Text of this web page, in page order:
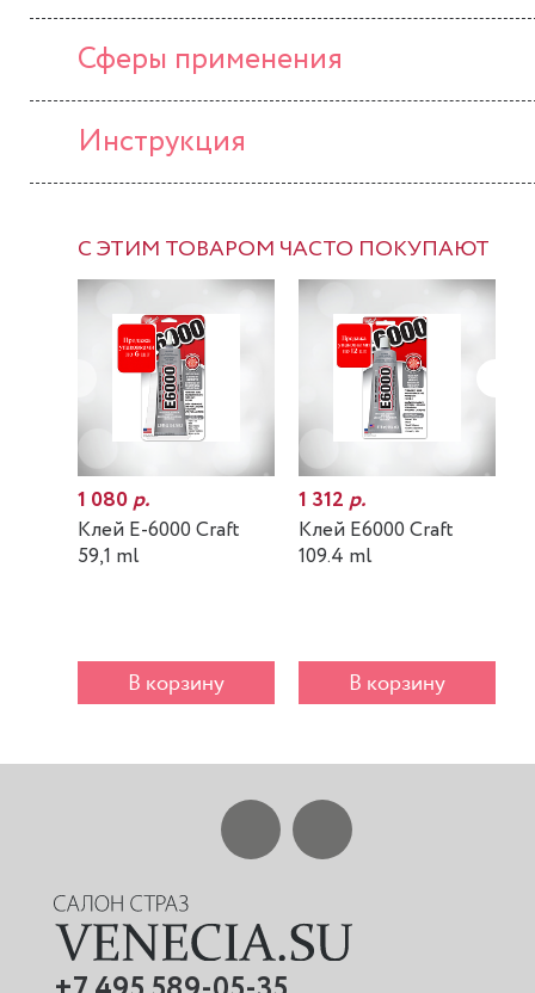
Сферы применения
Инструкция
С ЭТИМ ТОВАРОМ ЧАСТО ПОКУПАЮТ
1 080р.
Клей E-6000 Craft
59,1 ml
В корзину
1 312р.
Клей E6000 Craft
109.4 ml
В корзину